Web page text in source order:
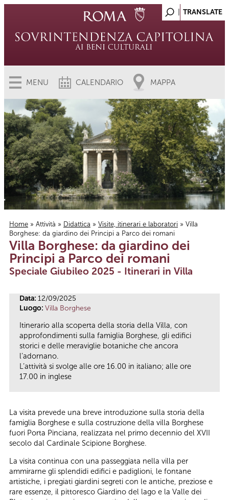
MENU CALENDARIO MAPPA
Tu sei qui
Home » Attività » Didattica » Visite, itinerari e laboratori » Villa
Borghese: da giardino dei Principi a Parco dei romani
Villa Borghese: da giardino dei
Principi a Parco dei romani
Speciale Giubileo 2025 - Itinerari in Villa
Data: 12/09/2025
Luogo: Villa Borghese
Itinerario alla scoperta della storia della Villa, con
approfondimenti sulla famiglia Borghese, gli edifici
storici e delle meraviglie botaniche che ancora
l’adornano.
L’attività si svolge alle ore 16.00 in italiano; alle ore
17.00 in inglese
La visita prevede una breve introduzione sulla storia della
famiglia Borghese e sulla costruzione della villa Borghese
fuori Porta Pinciana, realizzata nel primo decennio del XVII
secolo dal Cardinale Scipione Borghese.
La visita continua con una passeggiata nella villa per
ammirarne gli splendidi edifici e padiglioni, le fontane
artistiche, i pregiati giardini segreti con le antiche, preziose e
rare essenze, il pittoresco Giardino del lago e la Valle dei